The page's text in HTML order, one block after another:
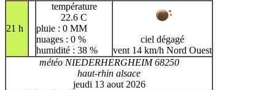
21 h
température
22.6 C
pluie : 0 MM
nuages : 0 %
humidité : 38 %
ciel dégagé
vent 14 km/h Nord Ouest
météo NIEDERHERGHEIM 68250
haut-rhin alsace
jeudi 13 aout 2026